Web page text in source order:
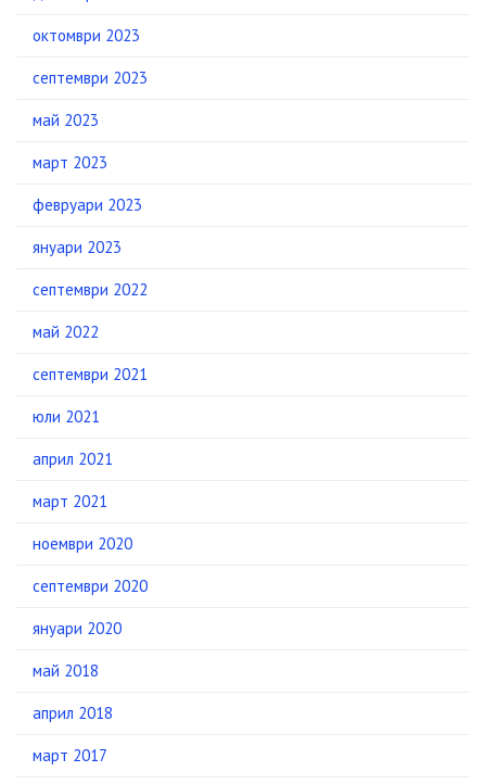
октомври 2023
септември 2023
май 2023
март 2023
февруари 2023
януари 2023
септември 2022
май 2022
септември 2021
юли 2021
април 2021
март 2021
ноември 2020
септември 2020
януари 2020
май 2018
април 2018
март 2017